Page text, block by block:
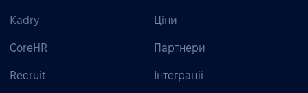
Kadry
CoreHR
Recruit
Ціни
Партнери
Інтеграції